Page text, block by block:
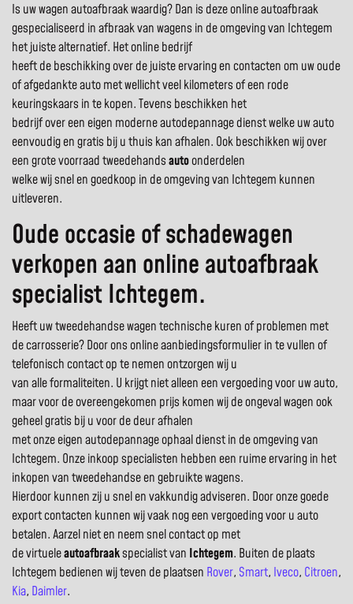
Is uw wagen autoafbraak waardig? Dan is deze online autoafbraak
gespecialiseerd in afbraak van wagens in de omgeving van Ichtegem
het juiste alternatief. Het online bedrijf
heeft de beschikking over de juiste ervaring en contacten om uw oude
of afgedankte auto met wellicht veel kilometers of een rode
keuringskaars in te kopen. Tevens beschikken het
bedrijf over een eigen moderne autodepannage dienst welke uw auto
eenvoudig en gratis bij u thuis kan afhalen. Ook beschikken wij over
een grote voorraad tweedehandsautoonderdelen
welke wij snel en goedkoop in de omgeving van Ichtegem kunnen
uitleveren.
Oude occasie of schadewagen
verkopen aan online autoafbraak
specialist Ichtegem.
Heeft uw tweedehandse wagen technische kuren of problemen met
de carrosserie? Door ons online aanbiedingsformulier in te vullen of
telefonisch contact op te nemen ontzorgen wij u
van alle formaliteiten. U krijgt niet alleen een vergoeding voor uw auto,
maar voor de overeengekomen prijs komen wij de ongeval wagen ook
geheel gratis bij u voor de deur afhalen
met onze eigen autodepannage ophaal dienst in de omgeving van
Ichtegem. Onze inkoop specialisten hebben een ruime ervaring in het
inkopen van tweedehandse en gebruikte wagens.
Hierdoor kunnen zij u snel en vakkundig adviseren. Door onze goede
export contacten kunnen wij vaak nog een vergoeding voor u auto
betalen. Aarzel niet en neem snel contact op met
de virtueleautoafbraakspecialist van Ichtegem. Buiten de plaats
Ichtegem bedienen wij teven de plaatsen Rover, Smart, Iveco, Citroen,
Kia, Daimler.